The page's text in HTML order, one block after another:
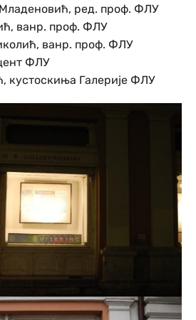
ред. проф. ФЛУ
ванр. проф. ФЛУ
ванр. проф. ФЛУ
ФЛУ
кустоскиња Галерије ФЛУ